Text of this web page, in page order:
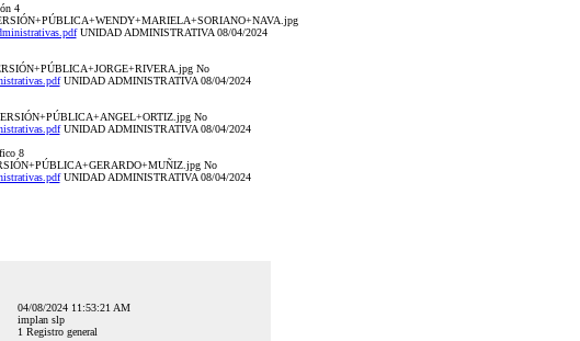
4
UNIDAD ADMINISTRATIVA 08/04/2024
No
UNIDAD ADMINISTRATIVA 08/04/2024
No
UNIDAD ADMINISTRATIVA 08/04/2024
8
No
UNIDAD ADMINISTRATIVA 08/04/2024
04/08/2024 11:53:21 AM
implan slp
1 Registro general